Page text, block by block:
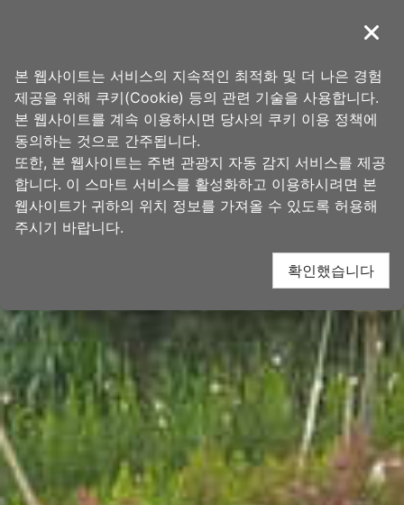
導覽
홈 > 가볼 곳 > 인기 관광 명소
닫기
본 웹사이트는 서비스의 지속적인 최적화 및 더 나은 경험
제공을 위해 쿠키(Cookie) 등의 관련 기술을 사용합니다.
본 웹사이트를 계속 이용하시면 당사의 쿠키 이용 정책에
동의하는 것으로 간주됩니다.
또한, 본 웹사이트는 주변 관광지 자동 감지 서비스를 제공
합니다. 이 스마트 서비스를 활성화하고 이용하시려면 본
웹사이트가 귀하의 위치 정보를 가져올 수 있도록 허용해
주시기 바랍니다.
확인했습니다